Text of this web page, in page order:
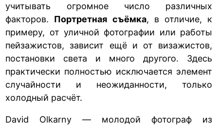
учитывать огромное число различных
факторов. Портретная съёмка, в отличие, к
примеру, от уличной фотографии или работы
пейзажистов, зависит ещё и от визажистов,
постановки света и много другого. Здесь
практически полностью исключается элемент
случайности и неожиданности, только
холодный расчёт.
David Olkarny — молодой фотограф из